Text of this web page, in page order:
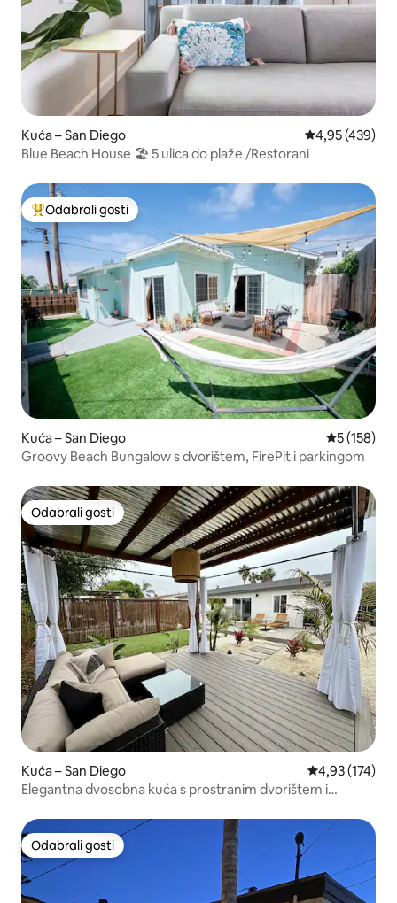
Kuća – San Diego Prosječna
4,95 (439)
Blue Beach House 🏖 5 ulica do plaže /Restorani
Među najviše rangiranima s oznakom „Odabrali gosti”
Odabrali gosti
Kuća – San Diego Prosječna
5 (158)
Groovy Beach Bungalow s dvorištem, FirePit i parkingom
Odabrali gosti
Odabrali gosti
Kuća – San Diego Prosječna
4,93 (174)
Elegantna dvosobna kuća s prostranim dvorištem i
Odabrali gosti
Odabrali gosti